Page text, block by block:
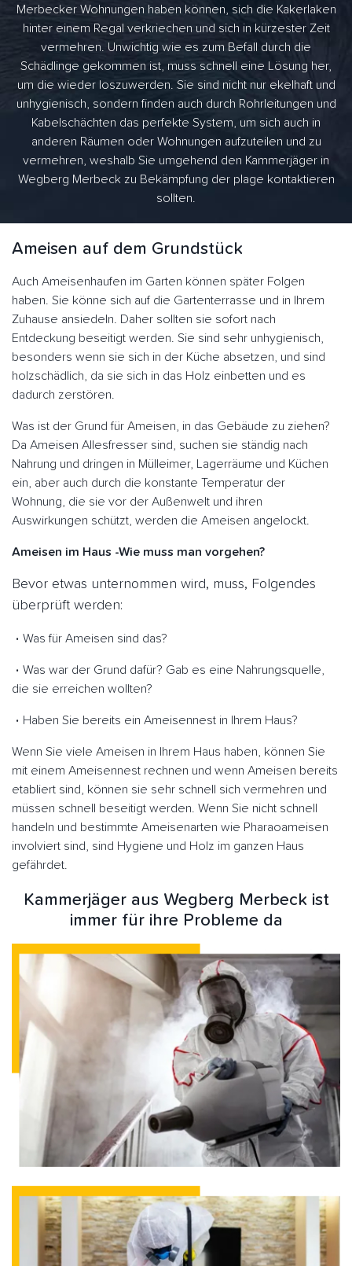
Merbecker Wohnungen haben können, sich die Kakerlaken
hinter einem Regal verkriechen und sich in kürzester Zeit
vermehren. Unwichtig wie es zum Befall durch die
Schädlinge gekommen ist, muss schnell eine Lösung her,
um die wieder loszuwerden. Sie sind nicht nur ekelhaft und
unhygienisch, sondern finden auch durch Rohrleitungen und
Kabelschächten das perfekte System, um sich auch in
anderen Räumen oder Wohnungen aufzuteilen und zu
vermehren, weshalb Sie umgehend den Kammerjäger in
Wegberg Merbeck zu Bekämpfung der plage kontaktieren
sollten.
Ameisen auf dem Grundstück
Auch Ameisenhaufen im Garten können später Folgen
haben. Sie könne sich auf die Gartenterrasse und in Ihrem
Zuhause ansiedeln. Daher sollten sie sofort nach
Entdeckung beseitigt werden. Sie sind sehr unhygienisch,
besonders wenn sie sich in der Küche absetzen, und sind
holzschädlich, da sie sich in das Holz einbetten und es
dadurch zerstören.
Was ist der Grund für Ameisen, in das Gebäude zu ziehen?
Da Ameisen Allesfresser sind, suchen sie ständig nach
Nahrung und dringen in Mülleimer, Lagerräume und Küchen
ein, aber auch durch die konstante Temperatur der
Wohnung, die sie vor der Außenwelt und ihren
Auswirkungen schützt, werden die Ameisen angelockt.
Ameisen im Haus -Wie muss man vorgehen?
Bevor etwas unternommen wird, muss, Folgendes
überprüft werden:
Was für Ameisen sind das?
Was war der Grund dafür? Gab es eine Nahrungsquelle,
die sie erreichen wollten?
Haben Sie bereits ein Ameisennest in Ihrem Haus?
Wenn Sie viele Ameisen in Ihrem Haus haben, können Sie
mit einem Ameisennest rechnen und wenn Ameisen bereits
etabliert sind, können sie sehr schnell sich vermehren und
müssen schnell beseitigt werden. Wenn Sie nicht schnell
handeln und bestimmte Ameisenarten wie Pharaoameisen
involviert sind, sind Hygiene und Holz im ganzen Haus
gefährdet.
Kammerjäger aus Wegberg Merbeck ist
immer für ihre Probleme da